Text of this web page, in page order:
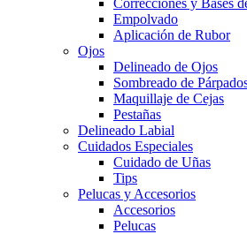
Correcciones y Bases
Empolvado
Aplicación de Rubor
Ojos
Delineado de Ojos
Sombreado de
Maquillaje de Cejas
Pestañas
Delineado Labial
Cuidados Especiales
Cuidado de Uñas
Tips
Pelucas y Accesorios
Accesorios
Pelucas